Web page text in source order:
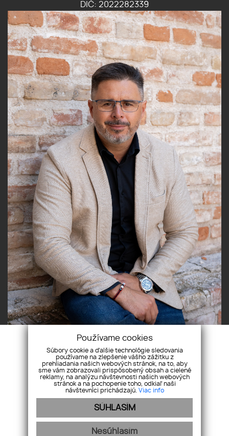
DIČ: 2022282339
Pridajte si nás
Používame cookies
Súbory cookie a ďalšie technológie sledovania
používame na zlepšenie vášho zážitku z
prehliadania našich webových stránok, na to, aby
sme vám zobrazovali prispôsobený obsah a cielené
reklamy, na analýzu návštevnosti našich webových
stránok a na pochopenie toho, odkiaľ naši
návštevníci prichádzajú. Viac info
SÚHLASÍM
Nesúhlasím